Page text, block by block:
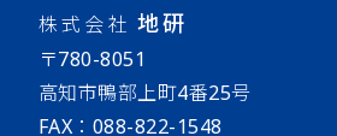
株式会社 地研
〒780-8051
高知市鴨部上町4番25号
FAX：088-822-1548